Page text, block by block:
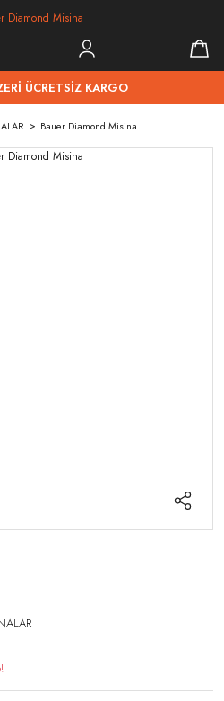
ÜCRETSİZ KARGO
Bauer Diamond Misina